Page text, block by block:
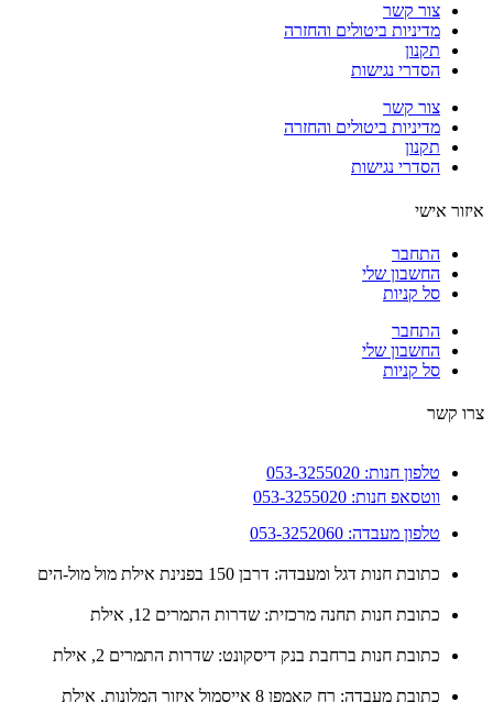
צור קשר
מדיניות ביטולים והחזרה
תקנון
הסדרי נגישות
צור קשר
מדיניות ביטולים והחזרה
תקנון
הסדרי נגישות
אישי
התחבר
החשבון שלי
סל קניות
התחבר
החשבון שלי
סל קניות
קשר
טלפון חנות: 053-3255020
ווטסאפ חנות: 053-3255020
טלפון מעבדה: 053-3252060
כתובת חנות דגל ומעבדה: דרבן 150 בפנינת אילת מול מול-הים
כתובת חנות תחנה מרכזית: שדרות התמרים 12, אילת
כתובת חנות ברחבת בנק דיסקונט: שדרות התמרים 2, אילת
כתובת מעבדה: רח קאמפן 8 אייסמול איזור המלונות, אילת